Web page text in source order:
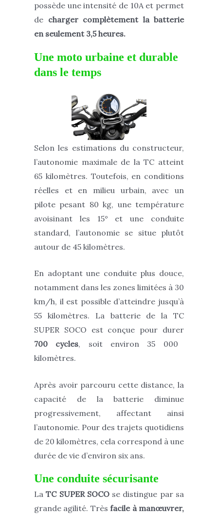
possède une intensité de 10A et permet
de charger complètement la batterie
en seulement 3,5 heures.
Une moto urbaine et durable
dans le temps
Selon les estimations du constructeur,
l’autonomie maximale de la TC atteint
65 kilomètres. Toutefois, en conditions
réelles et en milieu urbain, avec un
pilote pesant 80 kg, une température
avoisinant les 15° et une conduite
standard, l’autonomie se situe plutôt
autour de 45 kilomètres.
En adoptant une conduite plus douce,
notamment dans les zones limitées à 30
km/h, il est possible d’atteindre jusqu’à
55 kilomètres. La batterie de la TC
SUPER SOCO est conçue pour durer
700 cycles, soit environ 35 000
kilomètres.
Après avoir parcouru cette distance, la
capacité de la batterie diminue
progressivement, affectant ainsi
l’autonomie. Pour des trajets quotidiens
de 20 kilomètres, cela correspond à une
durée de vie d’environ six ans.
Une conduite sécurisante
LaTC SUPER SOCOse distingue par sa
grande agilité. Trèsfacile à manœuvrer,